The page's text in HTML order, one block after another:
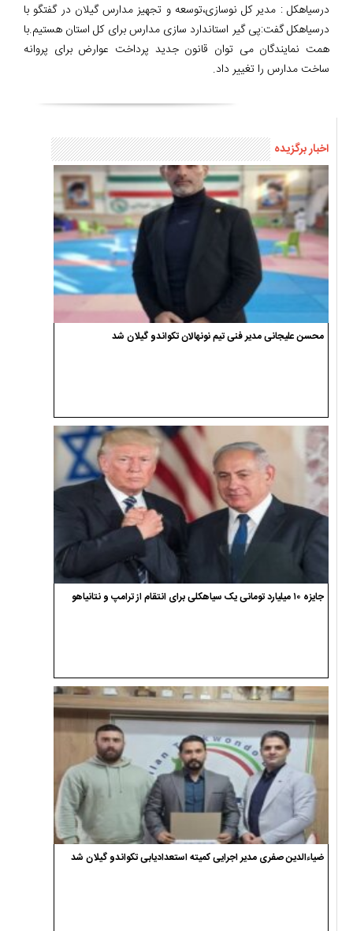
درسیاهکل : مدیر کل نوسازی،توسعه و تجهیز مدارس گیلان در گفتگو با
درسیاهکل گفت:پی گیر استاندارد سازی مدارس برای کل استان هستیم.با
همت نمایندگان می توان قانون جدید پرداخت عوارض برای پروانه
ساخت مدارس را تغییر داد.
اخبار برگزیده
محسن علیجانی مدیر فنی تیم نونهالان تکواندو گیلان شد
جایزه ۱۰ میلیارد تومانی یک سیاهکلی برای انتقام از ترامپ و نتانیاهو
ضیاءالدین صفری مدیر اجرایی کمیته استعدادیابی تکواندو گیلان شد